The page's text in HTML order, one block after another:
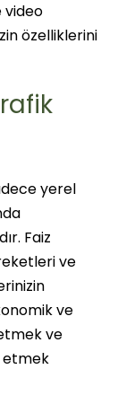
video
özelliklerini
yerel
Faiz
ve
ve
ve
etmek